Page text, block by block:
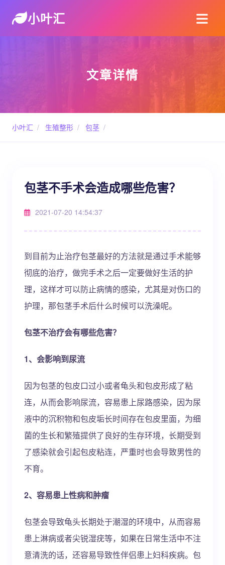
小叶汇
文章详情
小叶汇 / 生殖整形 / 包茎 /
包茎不手术会造成哪些危害？
2021-07-20 14:54:37
到目前为止治疗包茎最好的方法就是通过手术能够
彻底的治疗，做完手术之后一定要做好生活的护
理，这样才可以防止病情的感染，尤其是对伤口的
护理，那包茎手术后什么时候可以洗澡呢。
包茎不治疗会有哪些危害？
1、会影响到尿流
因为包茎的包皮口过小或者龟头和包皮形成了粘
连，从而会影响尿流，容易患上尿路感染，因为尿
液中的沉积物和包皮垢长时间存在包皮里面，为细
菌的生长和繁殖提供了良好的生存环境，长期受到
了感染就会引起包皮粘连，严重时也会导致男性的
不育。
2、容易患上性病和肿瘤
包茎会导致龟头长期处于潮湿的环境中，从而容易
患上淋病或者尖锐湿疣等，如果在日常生活中不注
意清洗的话，还容易导致性伴侣患上妇科疾病。包